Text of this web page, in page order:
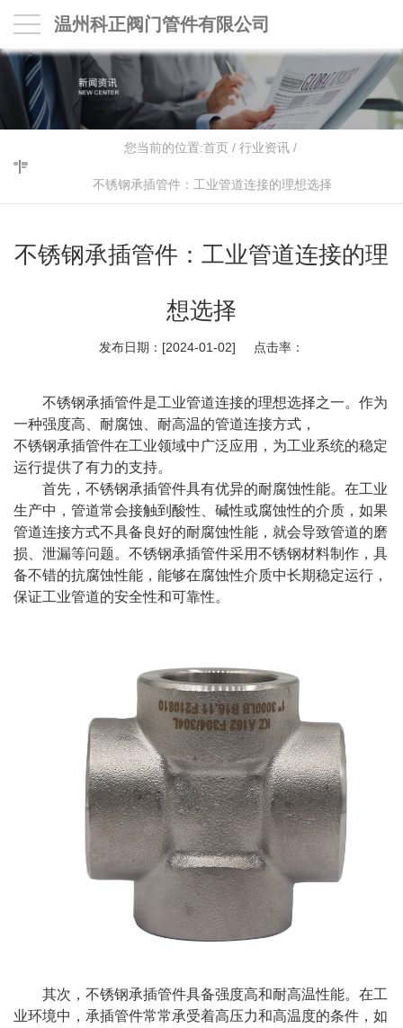
温州科正阀门管件有限公司
您当前的位置:首页/ 行业资讯/
不锈钢承插管件：工业管道连接的理想选择
不锈钢承插管件：工业管道连接的理
想选择
发布日期：[2024-01-02] 点击率：
不锈钢承插管件是工业管道连接的理想选择之一。作为
一种强度高、耐腐蚀、耐高温的管道连接方式，
不锈钢承插管件在工业领域中广泛应用，为工业系统的稳定
运行提供了有力的支持。
首先，不锈钢承插管件具有优异的耐腐蚀性能。在工业
生产中，管道常会接触到酸性、碱性或腐蚀性的介质，如果
管道连接方式不具备良好的耐腐蚀性能，就会导致管道的磨
损、泄漏等问题。不锈钢承插管件采用不锈钢材料制作，具
备不错的抗腐蚀性能，能够在腐蚀性介质中长期稳定运行，
保证工业管道的安全性和可靠性。
其次，不锈钢承插管件具备强度高和耐高温性能。在工
业环境中，承插管件常常承受着高压力和高温度的条件，如